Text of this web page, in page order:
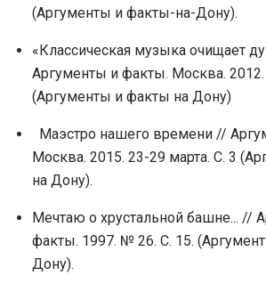
(Аргументы и факты-на-Дону).
«Классическая музыка очищает
Аргументы и факты. Москва. 2012.
(Аргументы и факты на Дону)
Маэстро нашего времени //
Москва. 2015. 23-29 марта. С. 3
на Дону).
Мечтаю о хрустальной башне... //
факты. 1997. № 26. С. 15.
Дону).